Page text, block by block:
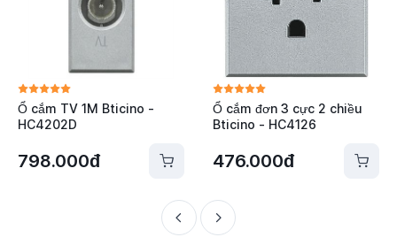
Ổ cắm TV 1M Bticino -
HC4202D
798.000đ
Ổ cắm đơn 3 cực 2 chiều
Bticino - HC4126
476.000đ